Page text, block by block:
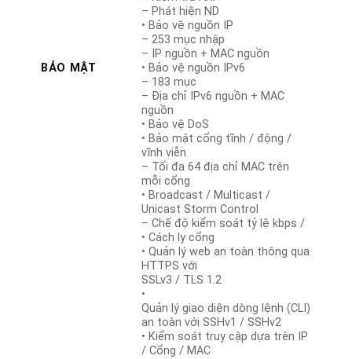
BẢO MẬT
– Phát hiện ND
• Bảo vệ nguồn IP
– 253 mục nhập
– IP nguồn + MAC nguồn
• Bảo vệ nguồn IPv6
– 183 mục
– Địa chỉ IPv6 nguồn + MAC
nguồn
• Bảo vệ DoS
• Bảo mật cổng tĩnh / động /
vĩnh viễn
– Tối đa 64 địa chỉ MAC trên
mỗi cổng
• Broadcast / Multicast /
Unicast Storm Control
– Chế độ kiểm soát tỷ lệ kbps /
• Cách ly cổng
• Quản lý web an toàn thông qua
HTTPS với
SSLv3 / TLS 1.2
•
Quản lý giao diện dòng lệnh (CLI)
an toàn với SSHv1 / SSHv2
• Kiểm soát truy cập dựa trên IP
/ Cổng / MAC